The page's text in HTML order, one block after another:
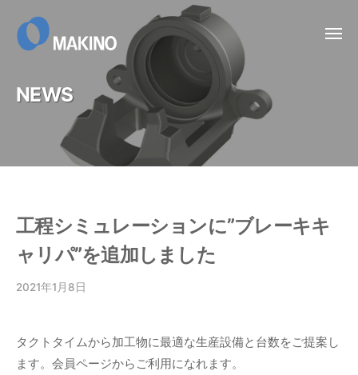
メ
NEWS
工程シミュレーションに”ブレーキキ
ャリパ”を追加しました
2021年1月8日
渕
孝
タクトタイムから加工物に最適な生産設備と台数をご提案し
ます。会員ページからご利用になれます。